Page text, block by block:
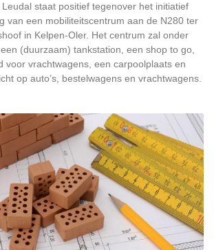
staat positief tegenover het initiatief
van een mobiliteitscentrum aan de N280 ter
in Kelpen-Oler. Het centrum zal onder
(duurzaam) tankstation, een shop to go,
voor vrachtwagens, een carpoolplaats en
op auto’s, bestelwagens en vrachtwagens.